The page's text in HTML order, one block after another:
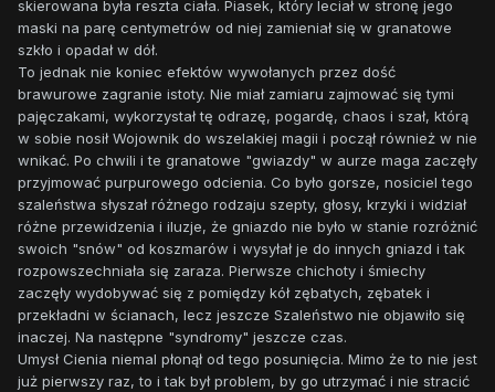
skierowana była reszta ciała. Piasek, który leciał w stronę jego
maski na parę centymetrów od niej zamieniał się w granatowe
szkło i opadał w dół.
To jednak nie koniec efektów wywołanych przez dość
brawurowe zagranie istoty. Nie miał zamiaru zajmować się tymi
pajęczakami, wykorzystał tę odrazę, pogardę, chaos i szał, którą
w sobie nosił Wojownik do wszelakiej magii i począł również w nie
wnikać. Po chwili i te granatowe "gwiazdy" w aurze maga zaczęły
przyjmować purpurowego odcienia. Co było gorsze, nosiciel tego
szaleństwa słyszał różnego rodzaju szepty, głosy, krzyki i widział
różne przewidzenia i iluzje, że gniazdo nie było w stanie rozróżnić
swoich "snów" od koszmarów i wysyłał je do innych gniazd i tak
rozpowszechniała się zaraza. Pierwsze chichoty i śmiechy
zaczęły wydobywać się z pomiędzy kół zębatych, zębatek i
przekładni w ścianach, lecz jeszcze Szaleństwo nie objawiło się
inaczej. Na następne "syndromy" jeszcze czas.
Umysł Cienia niemal płonął od tego posunięcia. Mimo że to nie jest
już pierwszy raz, to i tak był problem, by go utrzymać i nie stracić